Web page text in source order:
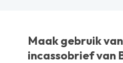
Maak gebruik
incassobrief van